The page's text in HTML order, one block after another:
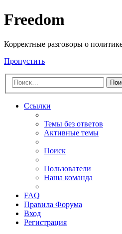
Freedom
Корректные разговоры о
Пропустить
Ссылки
Темы без ответов
Активные темы
Поиск
Пользователи
Наша команда
FAQ
Правила Форума
Вход
Регистрация